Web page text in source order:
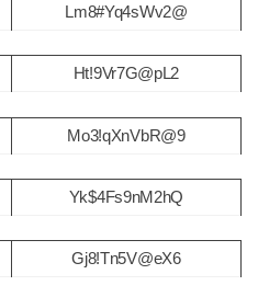
Lm8#Yq4sWv2@
Ht!9Vr7G@pL2
Mo3!qXnVbR@9
Yk$4Fs9nM2hQ
Gj8!Tn5V@eX6